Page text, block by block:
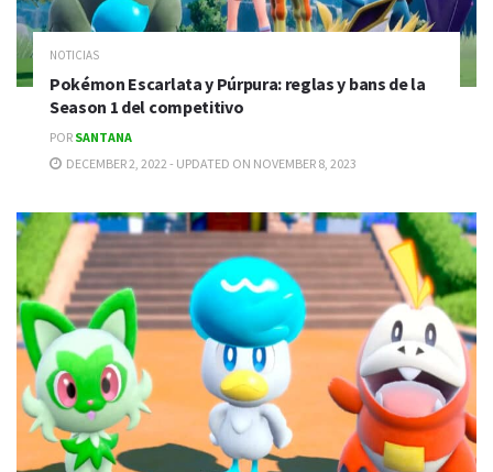
NOTICIAS
Pokémon Escarlata y Púrpura: reglas y bans de la
Season 1 del competitivo
POR SANTANA
DECEMBER 2, 2022 - UPDATED ON NOVEMBER 8, 2023